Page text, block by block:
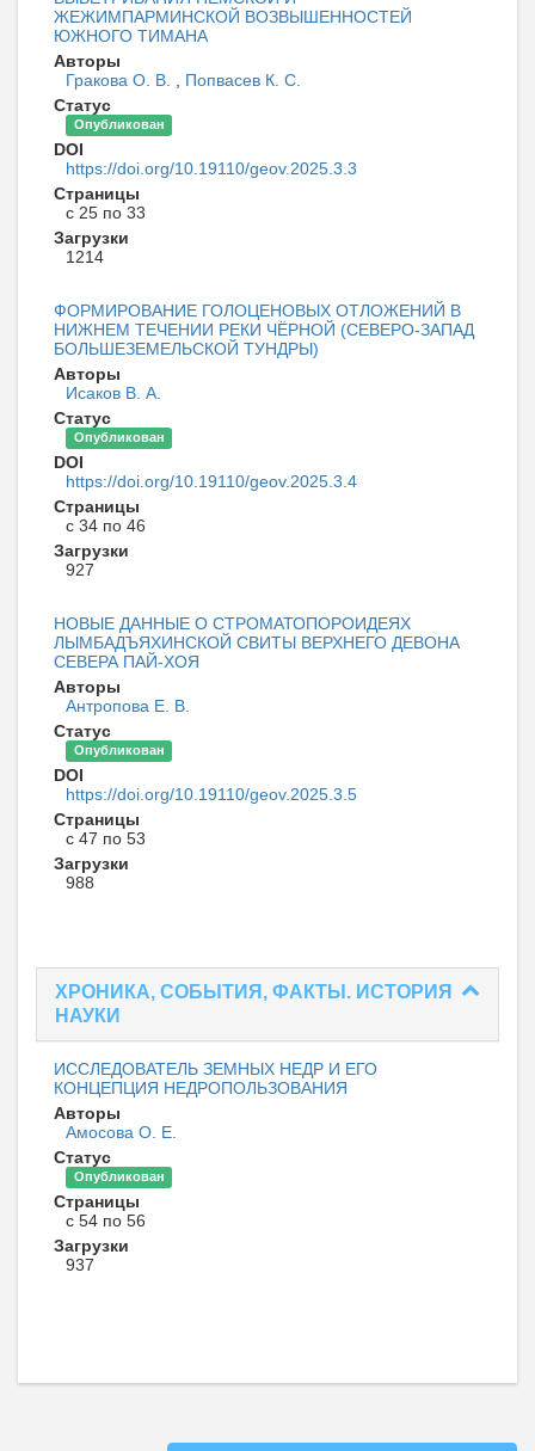
ЖЕЖИМПАРМИНСКОЙ ВОЗВЫШЕННОСТЕЙ
ЮЖНОГО ТИМАНА
Авторы
Гракова О. В.
Попвасев К. С.
Статус
Опубликован
DOI
https://doi.org/10.19110/geov.2025.3.3
Страницы
с 25 по 33
Загрузки
1214
ФОРМИРОВАНИЕ ГОЛОЦЕНОВЫХ ОТЛОЖЕНИЙ В
НИЖНЕМ ТЕЧЕНИИ РЕКИ ЧЁРНОЙ (СЕВЕРО-ЗАПАД
БОЛЬШЕЗЕМЕЛЬСКОЙ ТУНДРЫ)
Авторы
Исаков В. А.
Статус
Опубликован
DOI
https://doi.org/10.19110/geov.2025.3.4
Страницы
с 34 по 46
Загрузки
927
НОВЫЕ ДАННЫЕ О СТРОМАТОПОРОИДЕЯХ
ЛЫМБАДЪЯХИНСКОЙ СВИТЫ ВЕРХНЕГО ДЕВОНА
СЕВЕРА ПАЙ-ХОЯ
Авторы
Антропова Е. В.
Статус
Опубликован
DOI
https://doi.org/10.19110/geov.2025.3.5
Страницы
с 47 по 53
Загрузки
988
ХРОНИКА, СОБЫТИЯ, ФАКТЫ. ИСТОРИЯ
НАУКИ
ИССЛЕДОВАТЕЛЬ ЗЕМНЫХ НЕДР И ЕГО
КОНЦЕПЦИЯ НЕДРОПОЛЬЗОВАНИЯ
Авторы
Амосова О. Е.
Статус
Опубликован
Страницы
с 54 по 56
Загрузки
937